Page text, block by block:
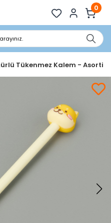
0
Tükenmez Kalem - Asorti